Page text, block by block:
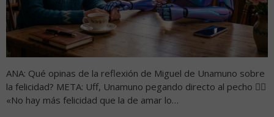
ANA: Qué opinas de la reflexión de Miguel de Unamuno sobre
la felicidad? META: Uff, Unamuno pegando directo al pecho 😮‍💨
«No hay más felicidad que la de amar lo…